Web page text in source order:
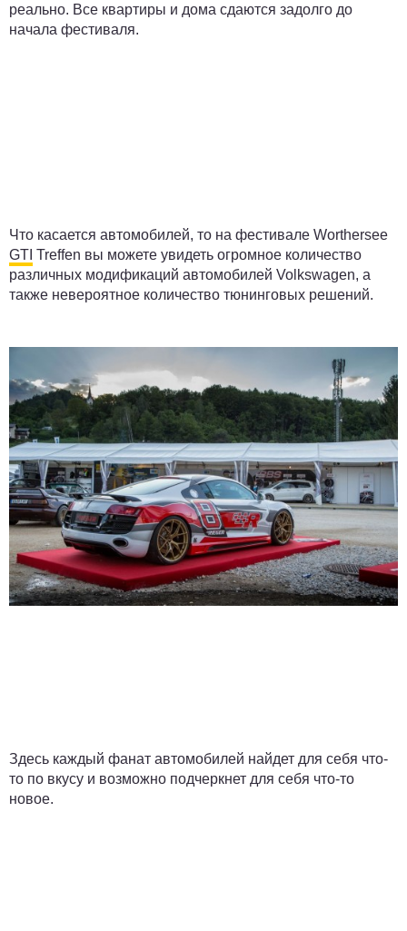
реально. Все квартиры и дома сдаются задолго до
начала фестиваля.
Что касается автомобилей, то на фестивале Worthersee
GTI Treffen вы можете увидеть огромное количество
различных модификаций автомобилей Volkswagen, а
также невероятное количество тюнинговых решений.
Здесь каждый фанат автомобилей найдет для себя что-
то по вкусу и возможно подчеркнет для себя что-то
новое.